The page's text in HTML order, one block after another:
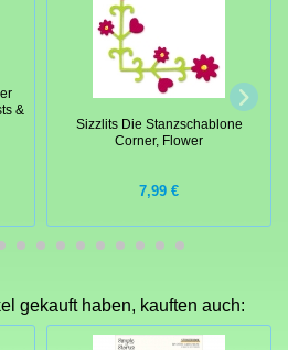
&
Sizzlits Die Stanzschablone
Corner, Flower
7,99 €
gekauft haben, kauften auch: